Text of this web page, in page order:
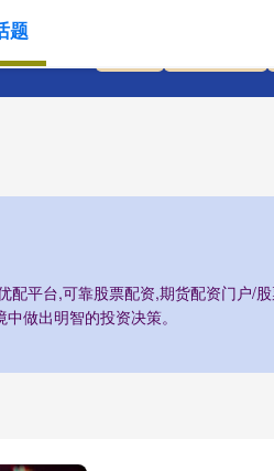
配平台,可靠股票配资,期货配资门户/
做出明智的投资决策。
题